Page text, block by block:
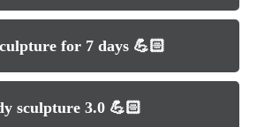
for 7 days 💪🏻
sculpture 3.0 💪🏻